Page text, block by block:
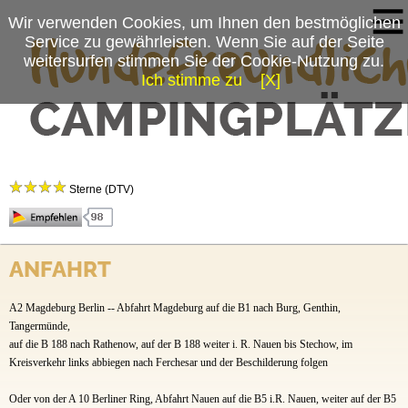
Campingplatzmenü
Stellplätze
Mietobjekte
Preise & Prospekte
Anfahrt
News
Sterne (DTV)
Der 4 Sterne Superior Camping und Ferienpark liegt eingebettet zwischen herrlichen
märkischen Wäldern und dem Ferchesarer-Hohennauener See, im Herzen des Naturparks
Westhavelland. - Dem größten Naturpark des Landes Brandenburg.
Bootsfahrt auf dem See oder eine Radtour auf gut ausgebauten Radwegen durch das
Umland, ist ein Erlebnis besonderer Art. Der Naturpark wurde zum 1. Sternepark
Deutschlands erklärt, da bei klarer Witterung die Sterne, wie auch die Milchstraße mit
bloßen Augen wunderbar zum greifen nah erscheinen. Im August und September - In der
Mit dem Brandenburg Ticket ist eine o,5 Stündige preiswerte Fahrt zum HBHF. Berlin
ANFAHRT
A2 Magdeburg Berlin -- Abfahrt Magdeburg auf die B1 nach Burg, Genthin,
Tangermünde,
auf die B 188 nach Rathenow, auf der B 188 weiter i. R. Nauen bis Stechow, im
Kreisverkehr links abbiegen nach Ferchesar und der Beschilderung folgen
Oder von der A 10 Berliner Ring, Abfahrt Nauen auf die B5 i.R. Nauen, weiter auf der B5
Wir verwenden Cookies, um Ihnen den bestmöglichen
Service zu gewährleisten. Wenn Sie auf der Seite
weitersurfen stimmen Sie der Cookie-Nutzung zu.
Ich stimme zu
[X]